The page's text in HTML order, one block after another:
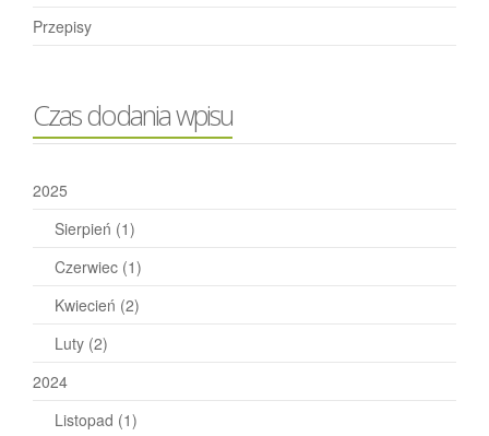
Przepisy
Czas dodania wpisu
2025
Sierpień (1)
Czerwiec (1)
Kwiecień (2)
Luty (2)
2024
Listopad (1)